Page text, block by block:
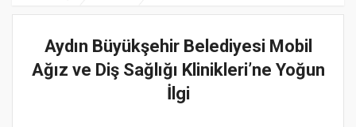
Aydın Büyükşehir Belediyesi Mobil
Ağız ve Diş Sağlığı Klinikleri’ne Yoğun
İlgi